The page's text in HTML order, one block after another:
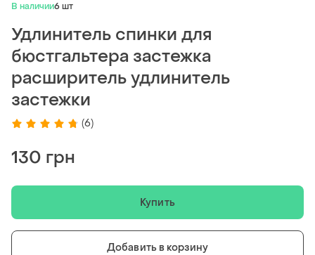
В наличии6 шт
Удлинитель спинки для
бюстгальтера застежка
расширитель удлинитель
застежки
(6)
130 грн
Купить
Добавить в корзину